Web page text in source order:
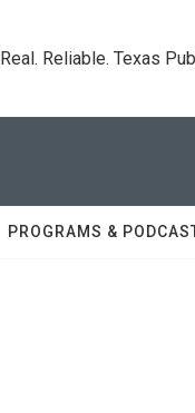
Real. Reliable. Texas
PROGRAMS &